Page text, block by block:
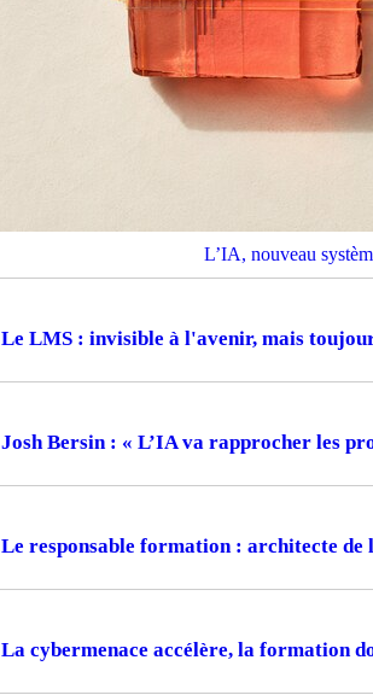
L’IA, nouveau
Le LMS : invisible à l'avenir, mais
Josh Bersin : « L’IA va rapprocher les
Le responsable formation : architecte
La cybermenace accélère, la formation